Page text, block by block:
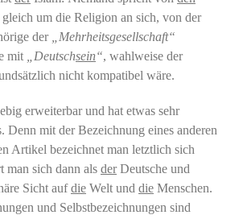
um die Religion an sich, von der
der
„Mehrheitsgesellschaft“
mit
„Deutschsein“, wahlweise der
nicht kompatibel wäre.
erweiterbar und hat etwas sehr
Denn mit der Bezeichnung eines anderen
Artikel bezeichnet man letztlich sich
man sich dann als derDeutsche und
Sicht aufdieWelt und dieMenschen.
und Selbstbezeichnungen sind